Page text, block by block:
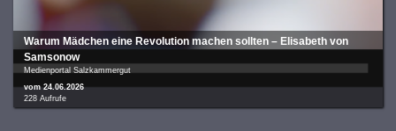
War­um Mäd­chen eine Revo­lu­ti­on machen sollten – Eli­sa­beth von
Sam­so­now
Medienportal Salzkammergut
vom 24.06.2026
228 Aufrufe